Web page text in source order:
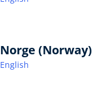
Norge (Norway)
English